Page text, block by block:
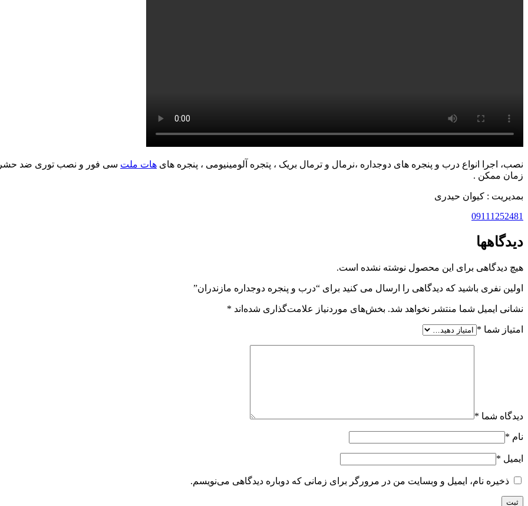
نصب، اجرا انواع درب و پنجره های دوجداره ،نرمال و ترمال بریک ، پتجره آلومینیومی ، پنجره های هات ملت سی فور و نصب توری ضد
زمان ممکن .
بمدیریت : کیوان حیدری
09111252481
دیدگاهها
هیچ دیدگاهی برای این محصول نوشته نشده است.
اولین نفری باشید که دیدگاهی را ارسال می کنید برای “درب و پنجره دوجداره مازندران”
نشانی ایمیل شما منتشر نخواهد شد. بخش‌های موردنیاز علامت‌گذاری شده‌اند *
امتیاز شما *
دیدگاه شما *
نام *
ایمیل *
ذخیره نام، ایمیل و وبسایت من در مرورگر برای زمانی که دوباره دیدگاهی می‌نویسم.